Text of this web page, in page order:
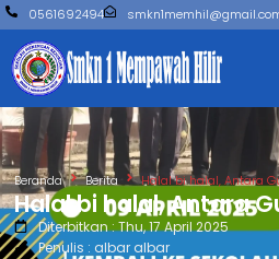
0561692494
Beranda Berita Halal bi halal, Antara
Halal bi halal, Antara
Diterbitkan : Thu, 17 April 2025
Penulis : albar albar